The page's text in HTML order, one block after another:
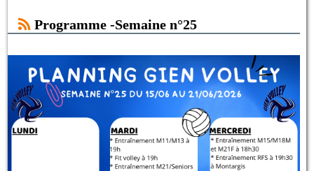
Programme -Semaine n°25